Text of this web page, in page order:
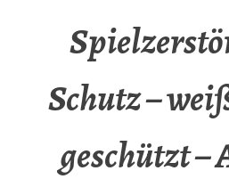
Schutz –
geschützt –